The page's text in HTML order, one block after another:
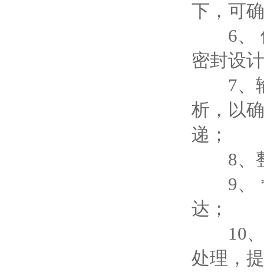
下，可
6、 使
密封设
7、输
析，以
递；
8、整
9、 *
达；
10、
处理，